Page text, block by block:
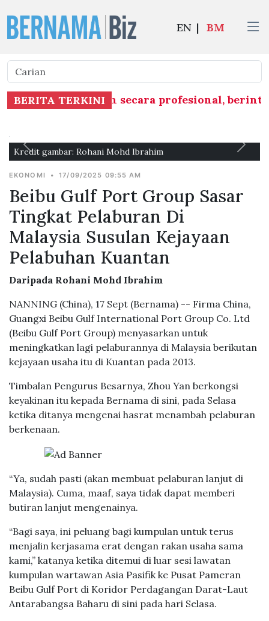
EN | BM
BERITA TERKINI
dilaksanakan secara profesional,
Kredit gambar: Rohani Mohd Ibrahim
EKONOMI • 17/09/2025 09:55 AM
Beibu Gulf Port Group Sasar
Tingkat Pelaburan Di
Malaysia Susulan Kejayaan
Pelabuhan Kuantan
Daripada Rohani Mohd Ibrahim
NANNING (China), 17 Sept (Bernama) -- Firma China,
Guangxi Beibu Gulf International Port Group Co. Ltd
(Beibu Gulf Port Group) menyasarkan untuk
meningkatkan lagi pelaburannya di Malaysia berikutan
kejayaan usaha itu di Kuantan pada 2013.
Timbalan Pengurus Besarnya, Zhou Yan berkongsi
keyakinan itu kepada Bernama di sini, pada Selasa
ketika ditanya mengenai hasrat menambah pelaburan
berkenaan.
“Ya, sudah pasti (akan membuat pelaburan lanjut di
Malaysia). Cuma, maaf, saya tidak dapat memberi
butiran lanjut mengenainya.
“Bagi saya, ini peluang bagi kumpulan untuk terus
menjalin kerjasama erat dengan rakan usaha sama
kami,” katanya ketika ditemui di luar sesi lawatan
kumpulan wartawan Asia Pasifik ke Pusat Pameran
Beibu Gulf Port di Koridor Perdagangan Darat-Laut
Antarabangsa Baharu di sini pada hari Selasa.